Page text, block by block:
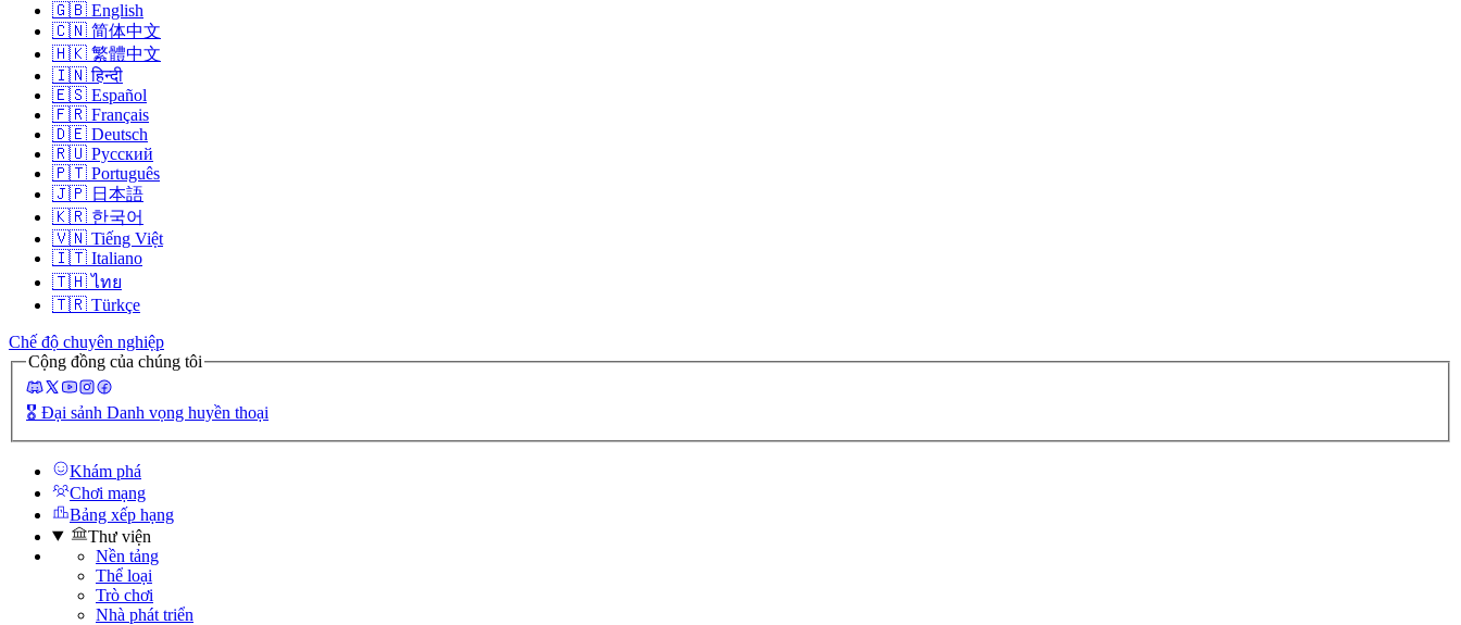
🇬🇧 English
🇨🇳 简体中文
🇭🇰 繁體中文
🇮🇳 हिन्दी
🇪🇸 Español
🇫🇷 Français
🇩🇪 Deutsch
🇷🇺 Русский
🇵🇹 Português
🇯🇵 日本語
🇰🇷 한국어
🇻🇳 Tiếng Việt
🇮🇹 Italiano
🇹🇭 ไทย
🇹🇷 Türkçe
Chế độ chuyên nghiệp
Cộng đồng của chúng tôi
🎖️ Đại sảnh Danh vọng huyền thoại
Khám phá
Chơi mạng
Bảng xếp hạng
Thư viện
Nền tảng
Thể loại
Trò chơi
Nhà phát triển